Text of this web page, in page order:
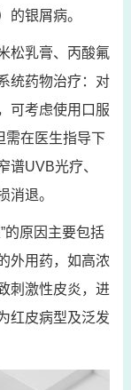
的银屑病。
松乳膏、丙酸氟
统药物治疗：对
可考虑使用口服
需在医生指导下
谱UVB光疗、
消退。
的原因主要包括
外用药，如高浓
刺激性皮炎，进
红皮病型及泛发